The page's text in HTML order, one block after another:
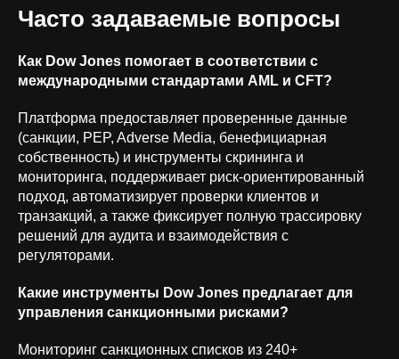
Часто задаваемые вопросы
Как Dow Jones помогает в соответствии с
международными стандартами AML и CFT?
Платформа предоставляет проверенные данные
(санкции, PEP, Adverse Media, бенефициарная
собственность) и инструменты скрининга и
мониторинга, поддерживает риск-ориентированный
подход, автоматизирует проверки клиентов и
транзакций, а также фиксирует полную трассировку
решений для аудита и взаимодействия с
регуляторами.
Какие инструменты Dow Jones предлагает для
управления санкционными рисками?
Мониторинг санкционных списков из 240+